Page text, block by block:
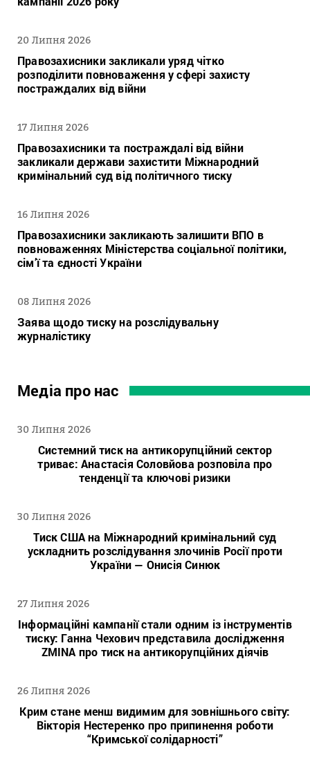
20 Липня 2026
Правозахисники закликали уряд чітко
розподілити повноваження у сфері захисту
постраждалих від війни
17 Липня 2026
Правозахисники та постраждалі від війни
закликали держави захистити Міжнародний
кримінальний суд від політичного тиску
16 Липня 2026
Правозахисники закликають залишити ВПО в
повноваженнях Міністерства соціальної політики,
сім’ї та єдності України
08 Липня 2026
Заява щодо тиску на розслідувальну
журналістику
Медіа про нас
30 Липня 2026
Системний тиск на антикорупційний сектор
триває: Анастасія Соловйова розповіла про
тенденції та ключові ризики
30 Липня 2026
Тиск США на Міжнародний кримінальний суд
ускладнить розслідування злочинів Росії проти
України — Онисія Синюк
27 Липня 2026
Інформаційні кампанії стали одним із інструментів
тиску: Ганна Чехович представила дослідження
ZMINA про тиск на антикорупційних діячів
26 Липня 2026
Крим стане менш видимим для зовнішнього світу:
Вікторія Нестеренко про припинення роботи
“Кримської солідарності”